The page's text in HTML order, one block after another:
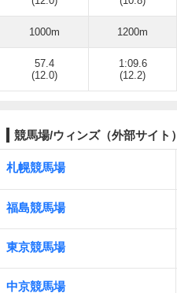
1000m 1200m
57.4
(12.0)
1:09.6
(12.2)
競馬場/ウィンズ（外部サイト）
札幌競馬場
福島競馬場
東京競馬場
中京競馬場